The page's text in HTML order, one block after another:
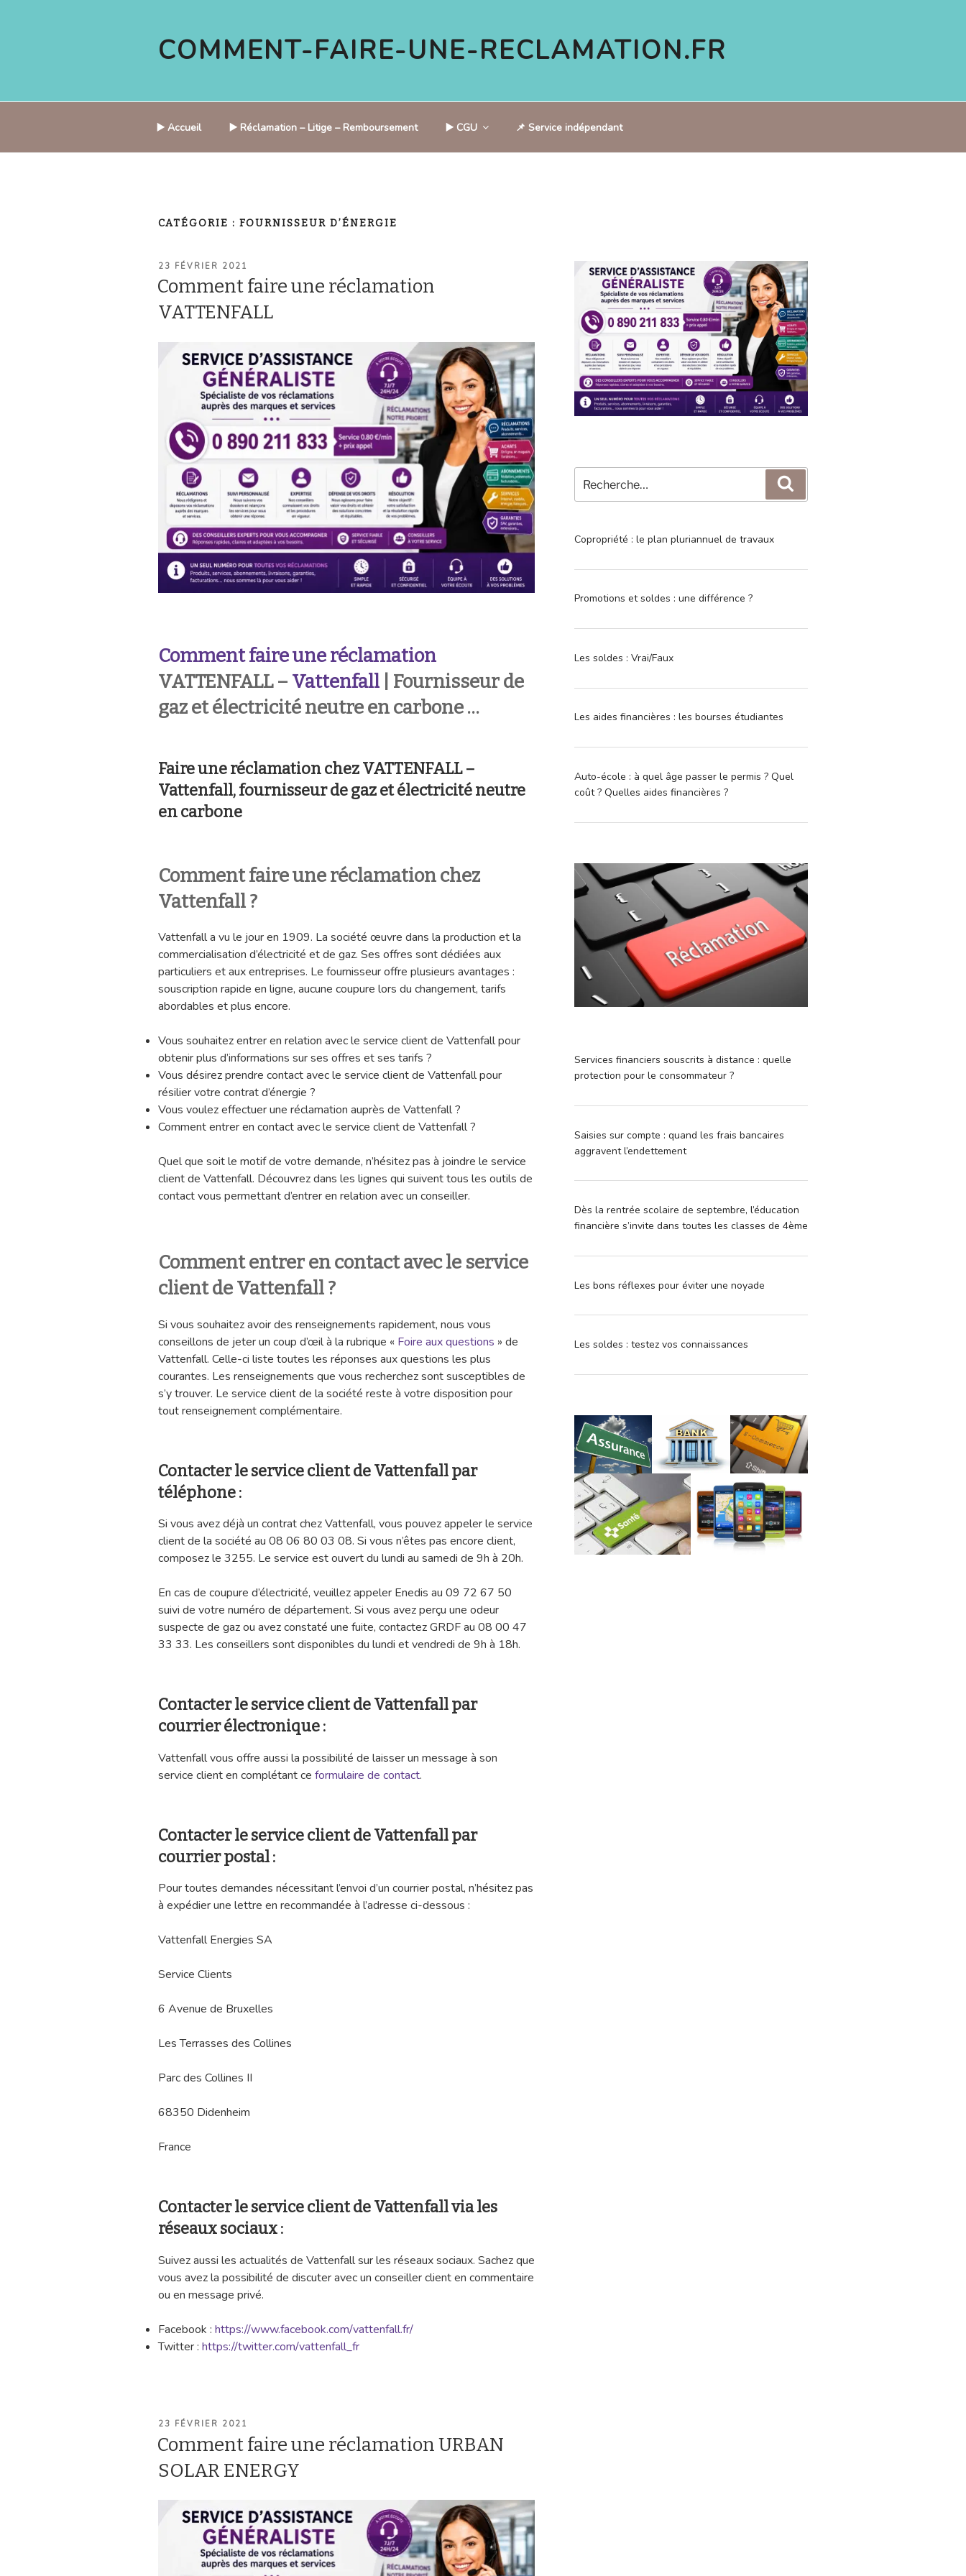
COMMENT-FAIRE-UNE-RECLAMATION.FR
▶️ Accueil ▶️ Réclamation – Litige – Remboursement ▶️ CGU 📌 Service indépendant
CATÉGORIE : FOURNISSEUR D’ÉNERGIE
PUBLIÉ
23 FÉVRIER 2021
Comment faire une réclamation
VATTENFALL
Comment faire une réclamation
VATTENFALL – Vattenfall | Fournisseur de
gaz et électricité neutre en carbone …
Faire une réclamation chez VATTENFALL –
Vattenfall, fournisseur de gaz et électricité neutre
en carbone
Comment faire une réclamation chez
Vattenfall ?
Vattenfall a vu le jour en 1909. La société œuvre dans la production et la
commercialisation d’électricité et de gaz. Ses offres sont dédiées aux
particuliers et aux entreprises. Le fournisseur offre plusieurs avantages :
souscription rapide en ligne, aucune coupure lors du changement, tarifs
abordables et plus encore.
Vous souhaitez entrer en relation avec le service client de Vattenfall pour
obtenir plus d’informations sur ses offres et ses tarifs ?
Vous désirez prendre contact avec le service client de Vattenfall pour
résilier votre contrat d’énergie ?
Vous voulez effectuer une réclamation auprès de Vattenfall ?
Comment entrer en contact avec le service client de Vattenfall ?
Quel que soit le motif de votre demande, n’hésitez pas à joindre le service
client de Vattenfall. Découvrez dans les lignes qui suivent tous les outils de
contact vous permettant d’entrer en relation avec un conseiller.
Comment entrer en contact avec le service
client de Vattenfall ?
Si vous souhaitez avoir des renseignements rapidement, nous vous
conseillons de jeter un coup d’œil à la rubrique « Foire aux questions » de
Vattenfall. Celle-ci liste toutes les réponses aux questions les plus
courantes. Les renseignements que vous recherchez sont susceptibles de
s’y trouver. Le service client de la société reste à votre disposition pour
tout renseignement complémentaire.
Contacter le service client de Vattenfall par
téléphone :
Si vous avez déjà un contrat chez Vattenfall, vous pouvez appeler le service
client de la société au 08 06 80 03 08. Si vous n’êtes pas encore client,
composez le 3255. Le service est ouvert du lundi au samedi de 9h à 20h.
En cas de coupure d’électricité, veuillez appeler Enedis au 09 72 67 50
suivi de votre numéro de département. Si vous avez perçu une odeur
suspecte de gaz ou avez constaté une fuite, contactez GRDF au 08 00 47
33 33. Les conseillers sont disponibles du lundi et vendredi de 9h à 18h.
Contacter le service client de Vattenfall par
courrier électronique :
Vattenfall vous offre aussi la possibilité de laisser un message à son
service client en complétant ce formulaire de contact.
Contacter le service client de Vattenfall par
courrier postal :
Pour toutes demandes nécessitant l’envoi d’un courrier postal, n’hésitez pas
à expédier une lettre en recommandée à l’adresse ci-dessous :
Vattenfall Energies SA
Service Clients
6 Avenue de Bruxelles
Les Terrasses des Collines
Parc des Collines II
68350 Didenheim
France
Contacter le service client de Vattenfall via les
réseaux sociaux :
Suivez aussi les actualités de Vattenfall sur les réseaux sociaux. Sachez que
vous avez la possibilité de discuter avec un conseiller client en commentaire
ou en message privé.
Facebook : https://www.facebook.com/vattenfall.fr/
Twitter : https://twitter.com/vattenfall_fr
PUBLIÉ
23 FÉVRIER 2021
Comment faire une réclamation URBAN
SOLAR ENERGY
pour
:
Copropriété : le plan pluriannuel de travaux
Promotions et soldes : une différence ?
Les soldes : Vrai/Faux
Les aides financières : les bourses étudiantes
Auto-école : à quel âge passer le permis ? Quel
coût ? Quelles aides financières ?
Services financiers souscrits à distance : quelle
protection pour le consommateur ?
Saisies sur compte : quand les frais bancaires
aggravent l’endettement
Dès la rentrée scolaire de septembre, l’éducation
financière s’invite dans toutes les classes de 4ème
Les bons réflexes pour éviter une noyade
Les soldes : testez vos connaissances